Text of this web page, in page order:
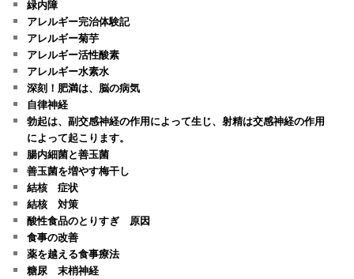
緑内障
アレルギー完治体験記
アレルギー菊芋
アレルギー活性酸素
アレルギー水素水
深刻！肥満は、脳の病気
自律神経
勃起は、副交感神経の作用によって生じ、射精は交感神経の作用
によって起こります。
腸内細菌と善玉菌
善玉菌を増やす梅干し
結核 症状
結核 対策
酸性食品のとりすぎ 原因
食事の改善
薬を越える食事療法
糖尿 末梢神経